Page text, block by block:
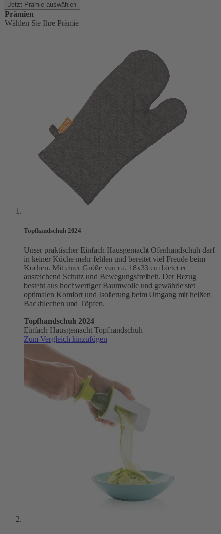
Jetzt Prämie auswählen
Prämien
Wählen Sie Ihre Prämie
Topfhandschuh 2024
Unser praktischer Einfach Hausgemacht Ofenhandschuh darf
in keiner Küche mehr fehlen und bereitet viel Freude beim
Kochen. Mit einer Größe von ca. 18x33 cm bietet er
ausreichend Schutz und Bewegungsfreiheit. Der Bezug
besteht aus hochwertiger Baumwolle und gewährleistet
optimalen Komfort und Isolierung beim Umgang mit heißen
Backblechen und Töpfen.
Topfhandschuh 2024
Einfach Hausgemacht Topfhandschuh
Zum Vergleich hinzufügen